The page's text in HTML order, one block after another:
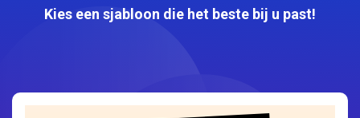
Kies een sjabloon die het beste bij u past!